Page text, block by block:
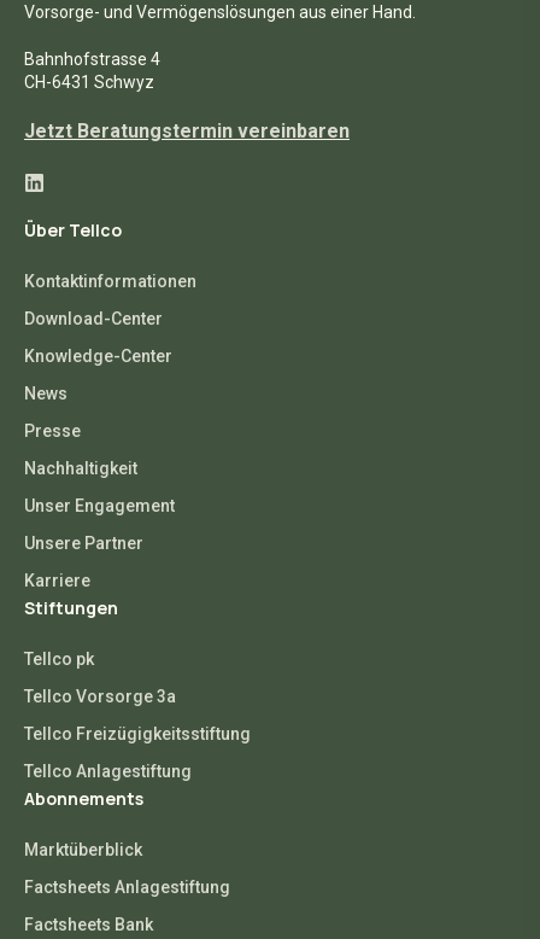
Vorsorge- und Vermögenslösungen aus einer Hand.
Bahnhofstrasse 4
CH-6431 Schwyz
Jetzt Beratungstermin vereinbaren
Über Tellco
Kontaktinformationen
Download-Center
Knowledge-Center
News
Presse
Nachhaltigkeit
Unser Engagement
Unsere Partner
Karriere
Stiftungen
Tellco pk
Tellco Vorsorge 3a
Tellco Freizügigkeitsstiftung
Tellco Anlagestiftung
Abonnements
Marktüberblick
Factsheets Anlagestiftung
Factsheets Bank